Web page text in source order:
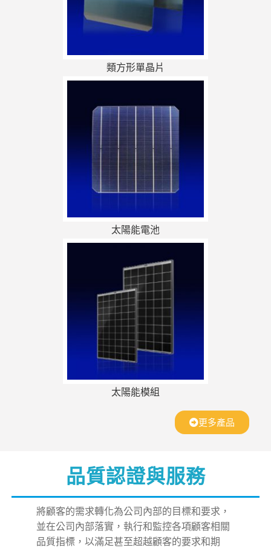
類方形單晶片
太陽能電池
太陽能模組
更多產品
品質認證與服務
將顧客的需求轉化為公司內部的目標和要求，
並在公司內部落實，執行和監控各項顧客相關
品質指標，以滿足甚至超越顧客的要求和期